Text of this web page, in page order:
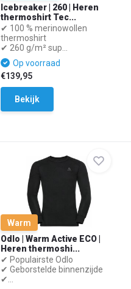
Icebreaker | 260 | Heren
thermoshirt Tec...
✔ 100 % merinowollen
thermoshirt
✔ 260 g/m² sup...
Op voorraad
€139,95
Bekijk
Warm
Odlo | Warm Active ECO |
Heren thermoshi...
✔ Populairste Odlo
✔ Geborstelde binnenzijde
✔...